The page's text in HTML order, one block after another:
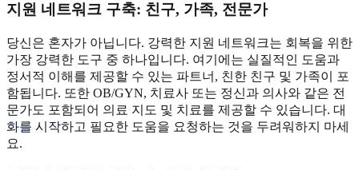
지원 네트워크 구축: 친구, 가족, 전문가
당신은 혼자가 아닙니다. 강력한 지원 네트워크는 회복을 위한
가장 강력한 도구 중 하나입니다. 여기에는 실질적인 도움과
정서적 이해를 제공할 수 있는 파트너, 친한 친구 및 가족이 포
함됩니다. 또한 OB/GYN, 치료사 또는 정신과 의사와 같은 전
문가도 포함되어 의료 지도 및 치료를 제공할 수 있습니다. 대
화를 시작하고 필요한 도움을 요청하는 것을 두려워하지 마세
요.